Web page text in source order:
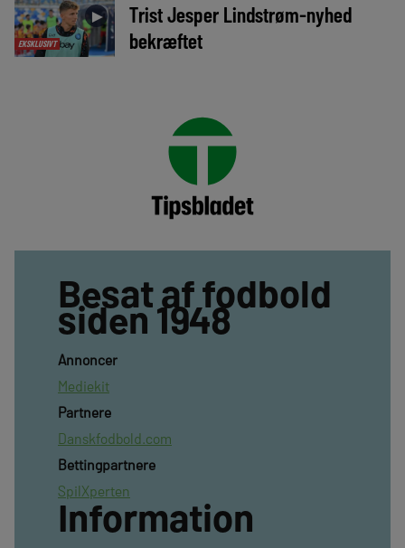
EKSKLUSIVT
►
Trist Jesper Lindstrøm-nyhed
bekræftet
Besat af fodbold
siden 1948
Annoncer
Mediekit
Partnere
Danskfodbold.com
Bettingpartnere
SpilXperten
Information